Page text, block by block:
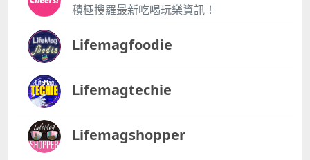
積極搜羅最新吃喝玩樂資訊！
Lifemagfoodie
Lifemagtechie
Lifemagshopper